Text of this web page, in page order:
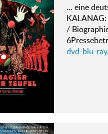
… eine
KALANAG:
/
dvd-blu-